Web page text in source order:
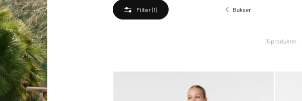
Filter(1) Bukser
15 produkter